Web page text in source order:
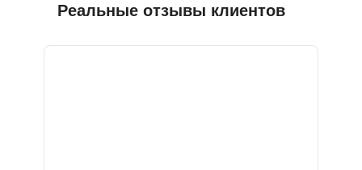
Реальные отзывы клиентов